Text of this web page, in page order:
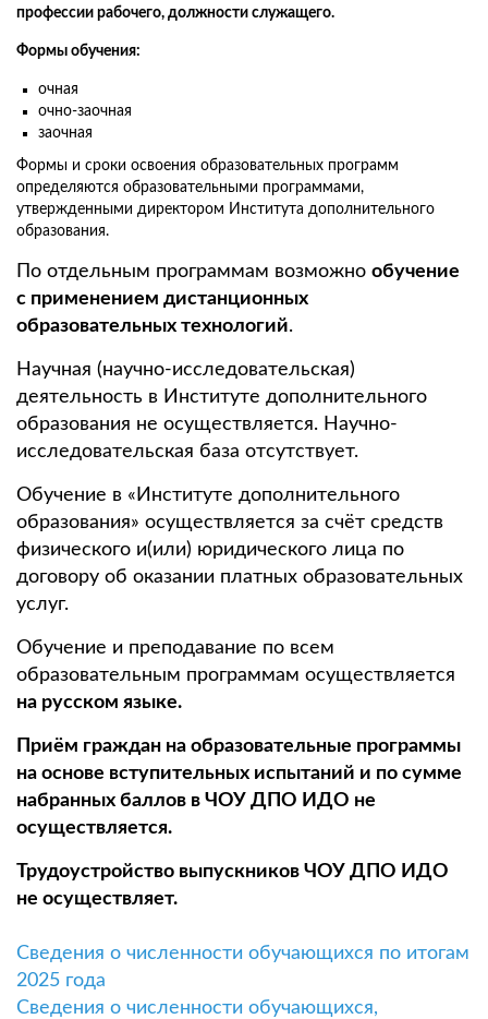
профессии рабочего, должности служащего.
Формы обучения:
очная
очно-заочная
заочная
Формы и сроки освоения образовательных программ
определяются образовательными программами,
утвержденными директором Института дополнительного
образования.
По отдельным программам возможно обучение
с применением дистанционных
образовательных технологий.
Научная (научно-исследовательская)
деятельность в Институте дополнительного
образования не осуществляется. Научно-
исследовательская база отсутствует.
Обучение в «Институте дополнительного
образования» осуществляется за счёт средств
физического и(или) юридического лица по
договору об оказании платных образовательных
услуг.
Обучение и преподавание по всем
образовательным программам осуществляется
на русском языке.
Приём граждан на образовательные программы
на основе вступительных испытаний и по сумме
набранных баллов в ЧОУ ДПО ИДО не
осуществляется.
Трудоустройство выпускников ЧОУ ДПО ИДО
не осуществляет.
Сведения о численности обучающихся по итогам
2025 года
Сведения о численности обучающихся,